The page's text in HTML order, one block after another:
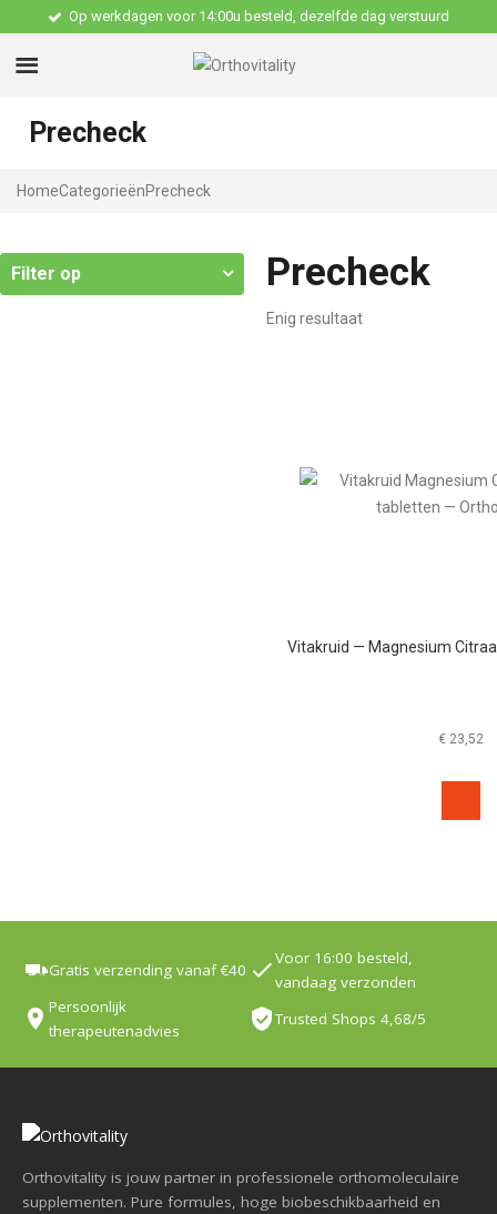
Op werkdagen voor 14:00u besteld, dezelfde dag verstuurd
Precheck
HomeCategorieënPrecheck
Filter op Precheck
Enig resultaat
Vitakruid — Magnesium
€23,52
Gratis verzending vanaf €40
Voor 16:00 besteld,
vandaag verzonden
Persoonlijk
therapeutenadvies
Trusted Shops 4,68/5
Orthovitality is jouw partner in professionele orthomoleculaire
supplementen. Pure formules, hoge biobeschikbaarheid en